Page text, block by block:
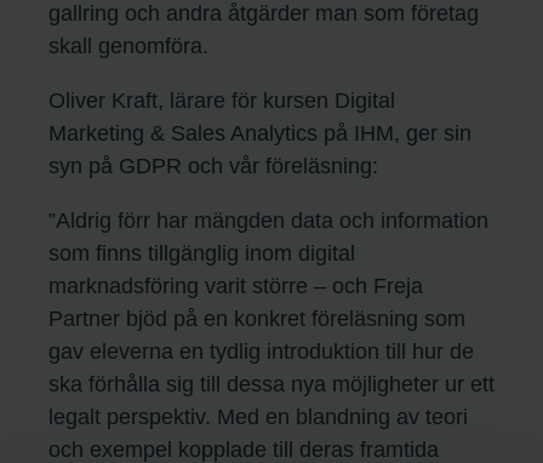
gallring och andra åtgärder man som företag
skall genomföra.
Oliver Kraft, lärare för kursen Digital
Marketing & Sales Analytics på IHM, ger sin
syn på GDPR och vår föreläsning:
”Aldrig förr har mängden data och information
som finns tillgänglig inom digital
marknadsföring varit större – och Freja
Partner bjöd på en konkret föreläsning som
gav eleverna en tydlig introduktion till hur de
ska förhålla sig till dessa nya möjligheter ur ett
legalt perspektiv. Med en blandning av teori
och exempel kopplade till deras framtida